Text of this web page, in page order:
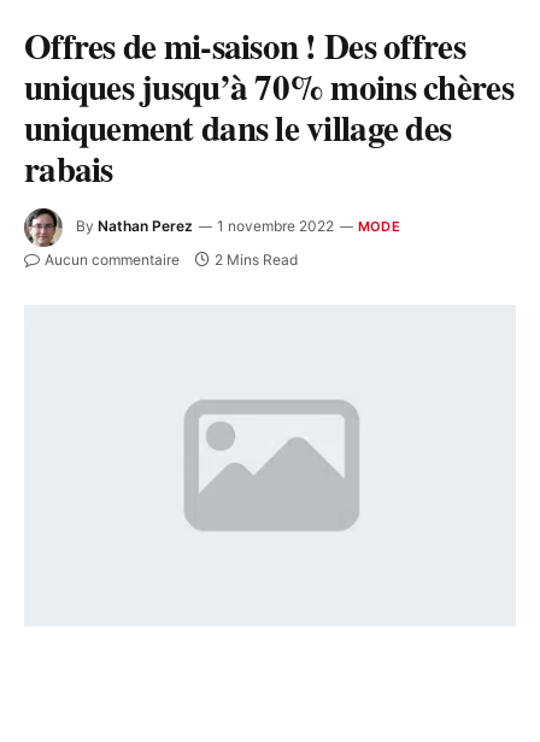
Offres de mi-saison ! Des offres
uniques jusqu’à 70% moins chères
uniquement dans le village des
rabais
By Nathan Perez 1 novembre 2022 MODE
Aucun commentaire 2 Mins Read